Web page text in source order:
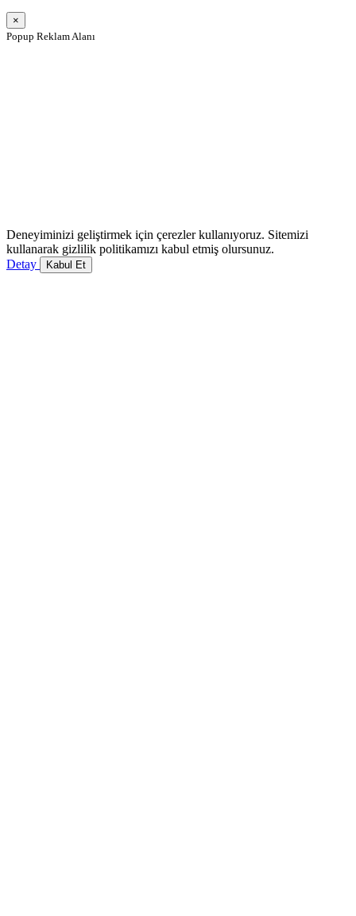
×
Popup Reklam Alanı
Deneyiminizi geliştirmek için çerezler kullanıyoruz. Sitemizi
kullanarak gizlilik politikamızı kabul etmiş olursunuz.
Detay
Kabul Et